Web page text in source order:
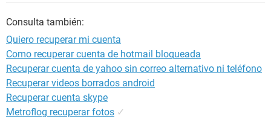
Consulta también:
Quiero recuperar mi cuenta
Como recuperar cuenta de hotmail bloqueada
Recuperar cuenta de yahoo sin correo alternativo ni teléfono
Recuperar videos borrados android
Recuperar cuenta skype
Metroflog recuperar fotos ✓